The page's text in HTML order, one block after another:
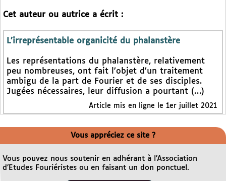
Cet auteur ou autrice a écrit :
L’irreprésentable organicité du phalanstère
Les représentations du phalanstère, relativement
peu nombreuses, ont fait l’objet d’un traitement
ambigu de la part de Fourier et de ses disciples.
Jugées nécessaires, leur diffusion a pourtant (…)
Article mis en ligne le 1er juillet 2021
Vous appréciez ce site ?
Vous pouvez nous soutenir en adhérant à l’Association
d’Etudes Fouriéristes ou en faisant un don ponctuel.